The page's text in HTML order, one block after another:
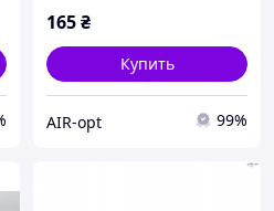
165₴
Купить
AIR-opt 99%